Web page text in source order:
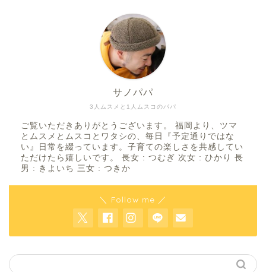
3人ムスメと1人ムスコのパパ
サノパパ
ご覧いただきありがとうございます。 福岡より、ツマ
とムスメとムスコとワタシの、毎日『予定通りではな
い』日常を綴っています。子育ての楽しさを共感してい
ただけたら嬉しいです。 長女 : つむぎ 次女 : ひかり 長
男 : きよいち 三女 : つきか
＼ Follow me ／